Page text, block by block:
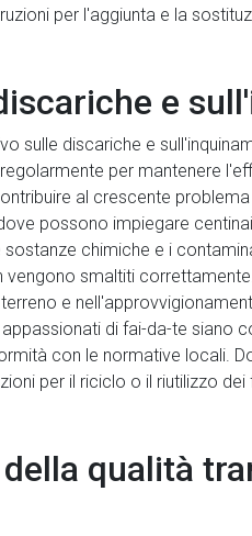
per l'aggiunta e la
e
sulle discariche e
per mantenere
al crescente
possono impiegare
chimiche e i
smaltiti
e
di fai-da-te siano
con le normative locali.
per il riciclo o il riutilizzo dei
qualità